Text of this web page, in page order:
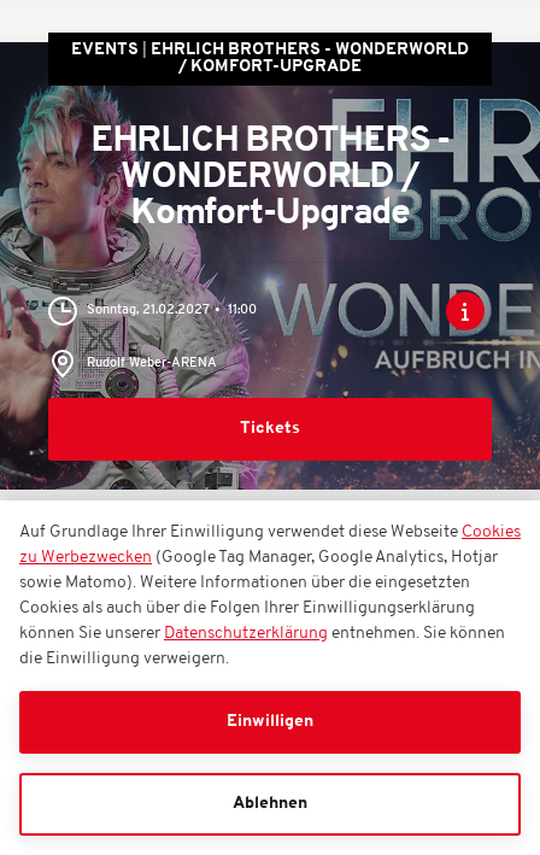
EVENTS
EHRLICH BROTHERS - WONDERWORLD
/ KOMFORT-UPGRADE
EHRLICH BROTHERS -
WONDERWORLD /
Komfort-Upgrade
Sonntag, 21.02.2027 11:00
Rudolf Weber-ARENA
Tickets
EVENTS
EHRLICH BROTHERS - WONDERWORLD
/ KOMFORT-UPGRADE
EHRLICH BROTHERS -
WONDERWORLD /
Komfort-Upgrade
Auf Grundlage Ihrer Einwilligung verwendet diese Webseite Cookies
zu Werbezwecken (Google Tag Manager, Google Analytics, Hotjar
sowie Matomo). Weitere Informationen über die eingesetzten
Cookies als auch über die Folgen Ihrer Einwilligungserklärung
können Sie unserer Datenschutzerklärung entnehmen. Sie können
die Einwilligung verweigern.
Einwilligen
Ablehnen